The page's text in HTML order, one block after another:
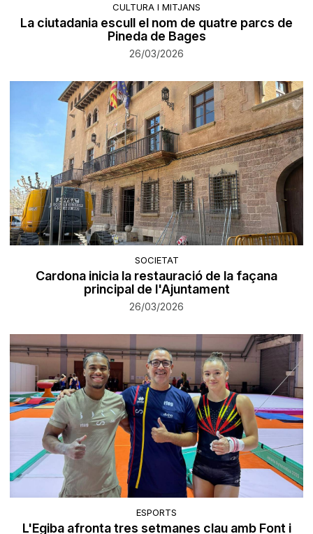
CULTURA I MITJANS
La ciutadania escull el nom de quatre parcs de
Pineda de Bages
26/03/2026
SOCIETAT
Cardona inicia la restauració de la façana
principal de l'Ajuntament
26/03/2026
ESPORTS
L'Egiba afronta tres setmanes clau amb Font i